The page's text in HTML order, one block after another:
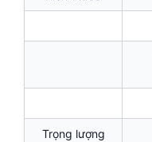
Trọng lượng